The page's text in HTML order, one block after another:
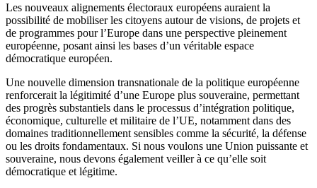
Les nouveaux alignements électoraux européens auraient la
possibilité de mobiliser les citoyens autour de visions, de projets et
de programmes pour l’Europe dans une perspective pleinement
européenne, posant ainsi les bases d’un véritable espace
démocratique européen.
Une nouvelle dimension transnationale de la politique européenne
renforcerait la légitimité d’une Europe plus souveraine, permettant
des progrès substantiels dans le processus d’intégration politique,
économique, culturelle et militaire de l’UE, notamment dans des
domaines traditionnellement sensibles comme la sécurité, la défense
ou les droits fondamentaux. Si nous voulons une Union puissante et
souveraine, nous devons également veiller à ce qu’elle soit
démocratique et légitime.